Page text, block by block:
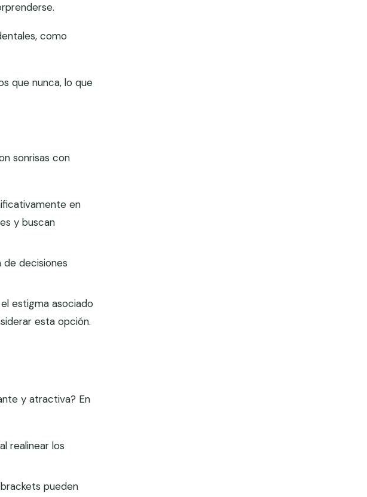
como
que nunca, lo que
sonrisas con
en
y buscan
de decisiones
estigma asociado
esta opción.
y atractiva? En
realinear los
pueden